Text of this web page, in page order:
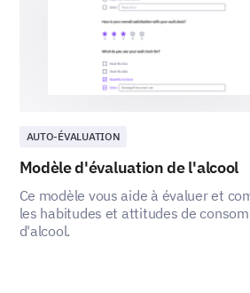
AUTO-ÉVALUATION
Modèle d'évaluation de l'alcool
Ce modèle vous aide à évaluer et
les habitudes et attitudes de
d'alcool.